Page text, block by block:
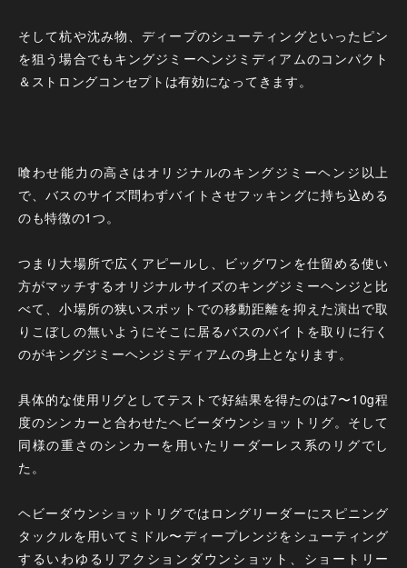
そして杭や沈み物、ディープのシューティングといったピン
を狙う場合でもキングジミーヘンジミディアムのコンパクト
＆ストロングコンセプトは有効になってきます。
喰わせ能力の高さはオリジナルのキングジミーヘンジ以上
で、バスのサイズ問わずバイトさせフッキングに持ち込める
のも特徴の1つ。
つまり大場所で広くアピールし、ビッグワンを仕留める使い
方がマッチするオリジナルサイズのキングジミーヘンジと比
べて、小場所の狭いスポットでの移動距離を抑えた演出で取
りこぼしの無いようにそこに居るバスのバイトを取りに行く
のがキングジミーヘンジミディアムの身上となります。
具体的な使用リグとしてテストで好結果を得たのは7〜10g程
度のシンカーと合わせたヘビーダウンショットリグ。そして
同様の重さのシンカーを用いたリーダーレス系のリグでし
た。
ヘビーダウンショットリグではロングリーダーにスピニング
タックルを用いてミドル〜ディープレンジをシューティング
するいわゆるリアクションダウンショット、ショートリー